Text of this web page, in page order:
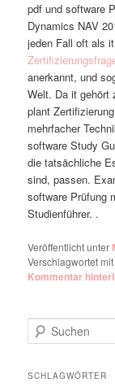
pdf und software
Dynamics NAV
jeden Fall oft als
anerkannt, und
Welt. Da it gehört
plant
mehrfacher
software Study
die tatsächliche
sind, passen.
software Prüfung
Studienführer. .
Veröffentlicht unter
Verschlagwortet mit
Kommentar
Suchen
SCHLAGWÖRTER